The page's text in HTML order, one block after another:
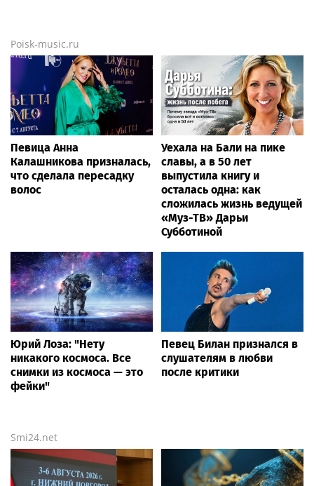
Poisk-music.ru
Певица Анна
Калашникова призналась,
что сделала пересадку
волос
Уехала на Бали на пике
славы, а в 50 лет
выпустила книгу и
осталась одна: как
сложилась жизнь ведущей
«Муз-ТВ» Дарьи
Субботиной
Юрий Лоза: "Нету
никакого космоса. Все
снимки из космоса — это
фейки"
Певец Билан признался в
слушателям в любви
после критики
Smi24.net